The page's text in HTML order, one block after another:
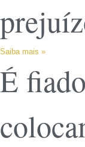
Saiba mais »
É